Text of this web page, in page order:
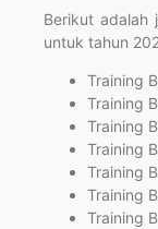
Berikut adalah
untuk tahun
Training
Training
Training
Training
Training
Training
Training